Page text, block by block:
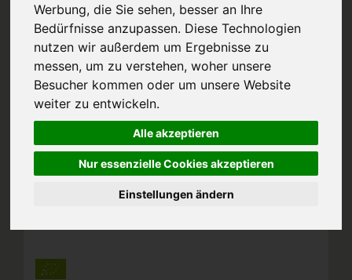
Werbung, die Sie sehen, besser an Ihre
Bedürfnisse anzupassen. Diese Technologien
nutzen wir außerdem um Ergebnisse zu
messen, um zu verstehen, woher unsere
Besucher kommen oder um unsere Website
weiter zu entwickeln.
Alle akzeptieren
Nur essenzielle Cookies akzeptieren
Einstellungen ändern